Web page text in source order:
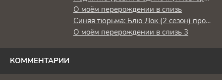
О моём перерождении в слизь
Синяя тюрьма: Блю Лок (2 сезон) против юношеской сборной Японии
О моём перерождении в слизь 3
КОММЕНТАРИИ